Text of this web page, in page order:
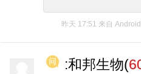
昨天 17:51 来自 Android
:和邦生物(